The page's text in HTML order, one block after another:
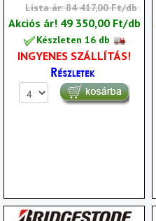
Lista ár: 84 417,00 Ft/db
Akciós ár! 49 350,00 Ft/db
Készleten 16 db
INGYENES SZÁLLÍTÁS!